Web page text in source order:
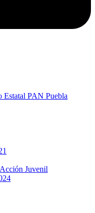
PAN Puebla
Juvenil